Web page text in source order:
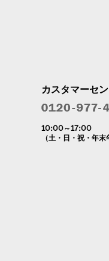
カスタマーセ
10:00～17:00
（土・日・祝・年末